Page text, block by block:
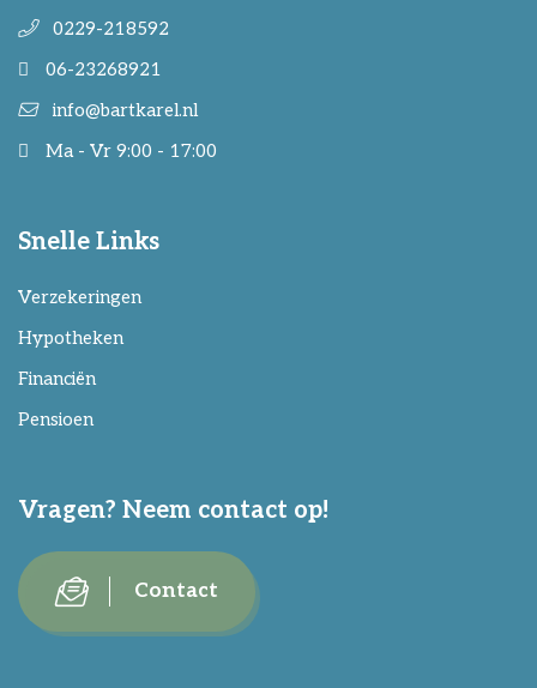
0229-218592
06-23268921
info@bartkarel.nl
Ma - Vr 9:00 - 17:00
Snelle Links
Verzekeringen
Hypotheken
Financiën
Pensioen
Vragen? Neem contact op!
Contact